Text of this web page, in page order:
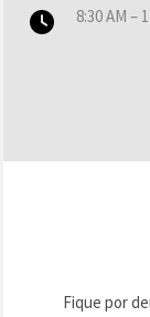
8:30 AM –
Fique por